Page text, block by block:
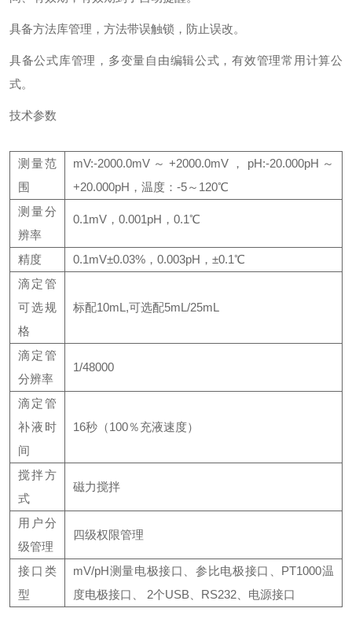
具备方法库管理，方法带误触锁，防止误改。
具备公式库管理，多变量自由编辑公式，有效管理常用计算公
式。
技术参数
测量范
围
mV:-2000.0mV～+2000.0mV，pH:-20.000pH～
+20.000pH，温度：-5～120℃
测量分
辨率
0.1mV，0.001pH，0.1℃
精度
0.1mV±0.03%，0.003pH，±0.1℃
滴定管
可选规
格
标配10mL,可选配5mL/25mL
滴定管
分辨率
1/48000
滴定管
补液时
间
16秒（100％充液速度）
搅拌方
式
磁力搅拌
用户分
级管理
四级权限管理
接口类
型
mV/pH测量电极接口、参比电极接口、PT1000温
度电极接口、
2个USB、RS232、电源接口